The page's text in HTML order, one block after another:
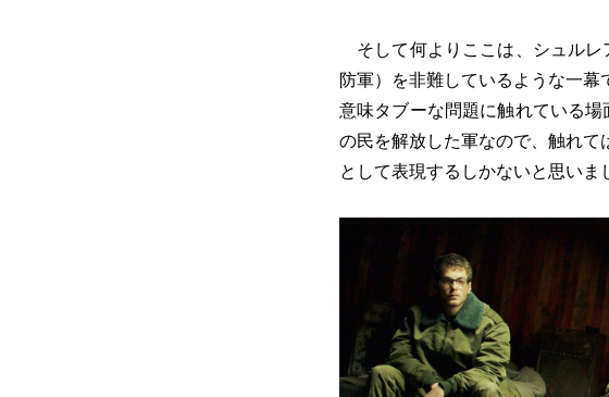
そして何よりここは、シュルレ
防軍）を非難しているような一
意味タブーな問題に触れている
の民を解放した軍なので、触れ
として表現するしかないと思いま